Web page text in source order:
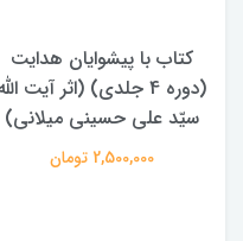
کتاب حدیث سده چهاردهم
دفتر هفتم اثر سید مجتبی
حسینی
250,000 تومان